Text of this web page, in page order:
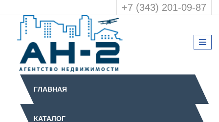
+7 (343) 201-09-87
ГЛАВНАЯ
КАТАЛОГ